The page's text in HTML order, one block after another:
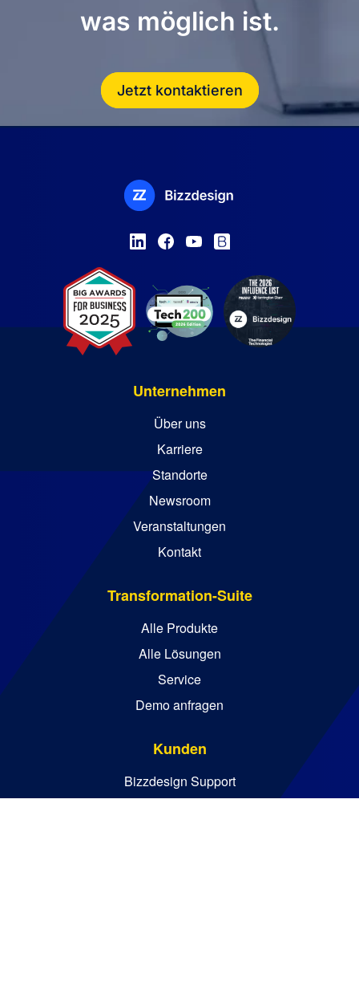
was möglich ist.
Jetzt kontaktieren
Unternehmen
Über uns
Karriere
Standorte
Newsroom
Veranstaltungen
Kontakt
Transformation-Suite
Alle Produkte
Alle Lösungen
Service
Demo anfragen
Kunden
Bizzdesign Support